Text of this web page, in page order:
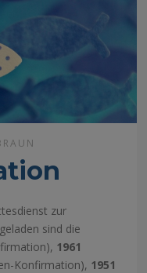
zur
sind die
1961
Konfirmation), 1951